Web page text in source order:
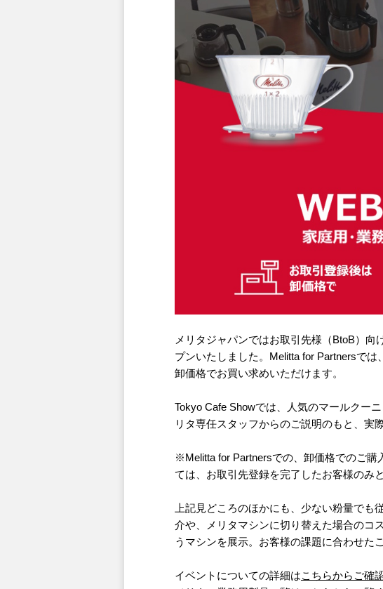
メリタジャパンではお取引先様（BtoB）向
プンいたしました。Melitta for Partnersで
卸価格でお買い求めいただけます。
Tokyo Cafe Showでは、人気のマールクー
リタ専任スタッフからのご説明のもと、実
※Melitta for Partnersでの、卸価格でのご購
ては、お取引先登録を完了したお客様のみ
上記見どころのほかにも、少ない粉量で
介や、メリタマシンに切り替えた場合のコ
うマシンを展示。お客様の課題に合わせた
イベントについての詳細はこちらからご確